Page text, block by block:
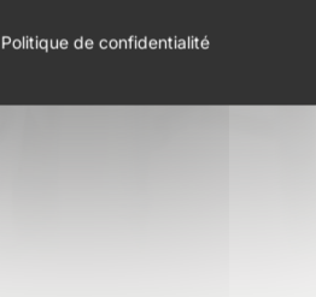
Politique de confidentialité